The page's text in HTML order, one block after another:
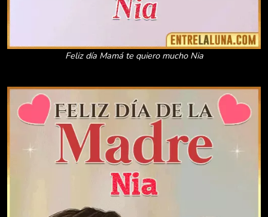
Feliz día Mamá te quiero mucho Nia